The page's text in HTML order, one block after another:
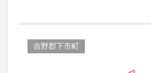
吉野郡下市町